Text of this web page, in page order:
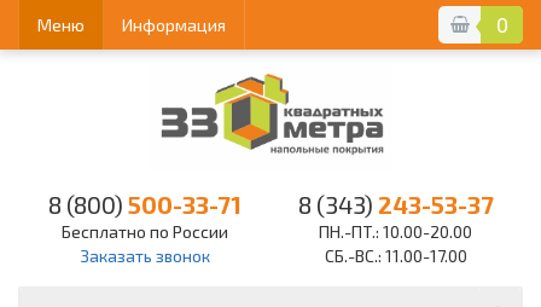
0
Меню Информация
8 (800) 500-33-71
Бесплатно по России
Заказать звонок
8 (343) 243-53-37
ПН.-ПТ.: 10.00-20.00
СБ.-ВС.: 11.00-17.00